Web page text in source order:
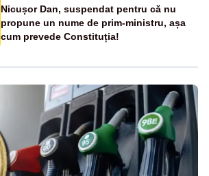
Nicușor Dan, suspendat pentru că nu
propune un nume de prim-ministru, așa
cum prevede Constituția!